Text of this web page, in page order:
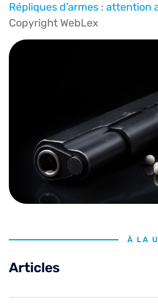
Répliques d’armes : attention
Copyright WebLex
À LA
Articles